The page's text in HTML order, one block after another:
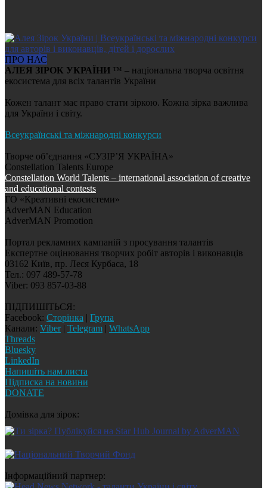
ПРО НАС
АЛЕЯ ЗІРОК УКРАЇНИ ™ – національна творча освітня
екосистема для всіх талантів України
Кожен талант має право стати зіркою. Кожна зірка важлива
для України і світу.
Всеукраїнські та міжнародні конкурси
Творче об’єднання «СУЗІР’Я УКРАЇНА»
Constellation Talents Europe
Constellation World Talents – international association of creative
and educational contests
ГО «Креативні екосистеми»
AdverMAN Education
AdverMAN Promotion
Портал рекламних кампаній з просування талантів
Експертне оцінювання творчих робіт авторів і виконавців
03162 Київ, пр. Леся Курбаса, 18
Тел.: 097 489-57-78
Viber: 093 857-03-88
ПІДПИШІТЬСЯ:
Facebook: Сторінка | Група
Канали: Viber| Telegram | WhatsApp
Threads
Bluesky
LinkedIn
Напишіть нам листа
Підписка на новини
DONATE
Домівка для зірок:
Інформаційний партнер: